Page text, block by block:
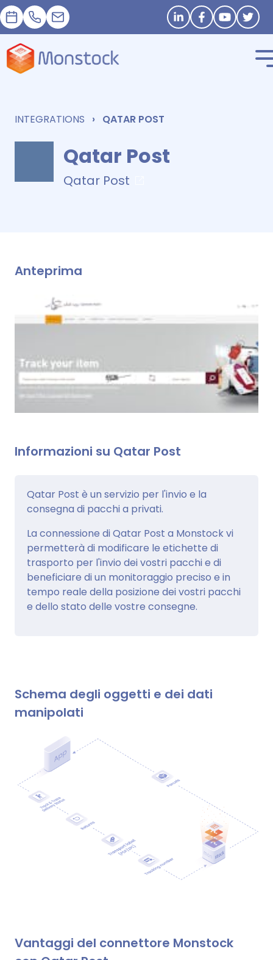
Appuntamento
+33 1 83 62 25 41
contact@monstock.net Stay in touch
INTEGRATIONS QATAR POST
Qatar Post
Qatar Post
Anteprima
Informazioni su Qatar Post
Qatar Post è un servizio per l'invio e la
consegna di pacchi a privati.
La connessione di Qatar Post a Monstock vi
permetterà di modificare le etichette di
trasporto per l'invio dei vostri pacchi e di
beneficiare di un monitoraggio preciso e in
tempo reale della posizione dei vostri pacchi
e dello stato delle vostre consegne.
Schema degli oggetti e dei dati
manipolati
Vantaggi del connettore Monstock